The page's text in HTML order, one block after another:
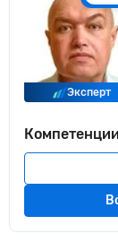
Эксперт